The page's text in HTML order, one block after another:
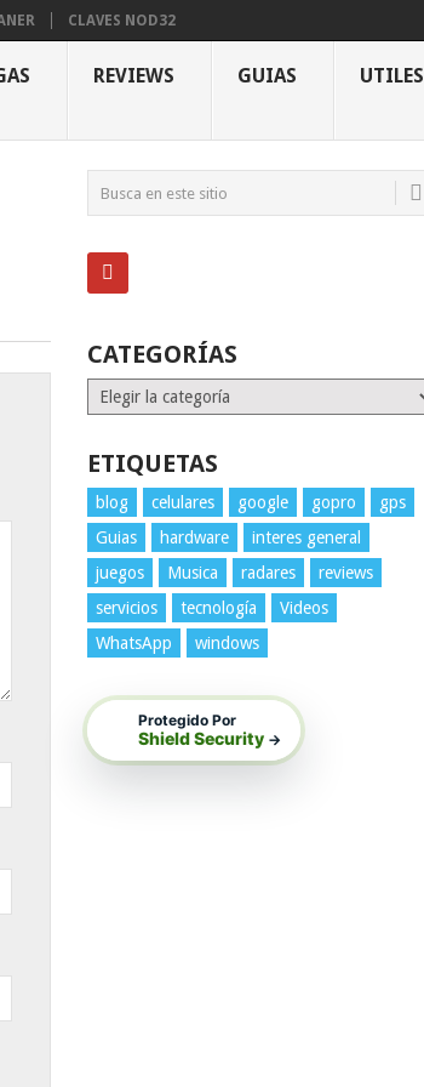
CLAVES NOD32
REVIEWS GUIAS UTILES
CATEGORÍAS
Categorías
ETIQUETAS
blog celulares google gopro
gps
Guias
hardware
interes general
juegos
Musica radares
reviews
servicios
tecnología
Videos
WhatsApp
windows
Protegido Por
Shield Security →